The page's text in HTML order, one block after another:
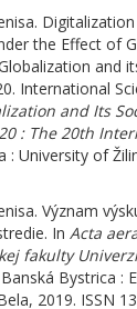
the Effect of
and
International
and Its
: The 20th
: University of
Význam
In Acta
fakulty
Bystrica :
2019. ISSN